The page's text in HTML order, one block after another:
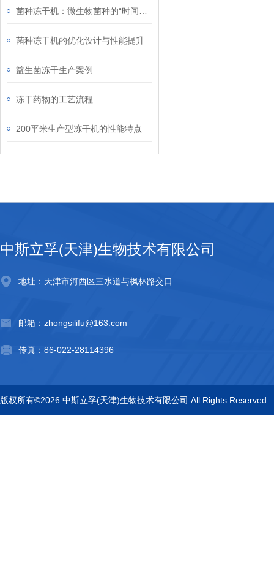
菌种冻干机的优化设计与性能提升
益生菌冻干生产案例
冻干药物的工艺流程
200平米生产型冻干机的性能特点
中斯立孚(天津)生物技术有限公司
地址：天津市河西区三水道与枫林路交口
邮箱：zhongsilifu@163.com
传真：86-022-28114396
版权所有©2026 中斯立孚(天津)生物技术有限公司 All Rights Reserved